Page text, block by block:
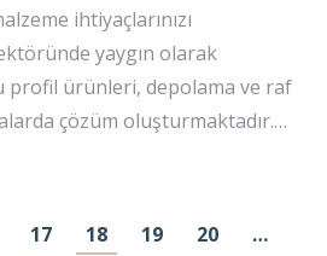
ihtiyaçlarınızı
yaygın olarak
profil ürünleri, depolama ve raf
çözüm oluşturmaktadır.…
17 18 19 20
…